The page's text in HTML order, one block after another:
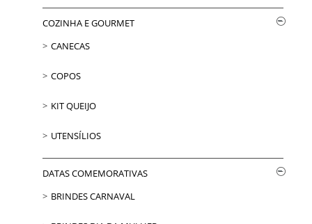
COZINHA E GOURMET
CANECAS
COPOS
KIT QUEIJO
UTENSÍLIOS
DATAS COMEMORATIVAS
BRINDES CARNAVAL